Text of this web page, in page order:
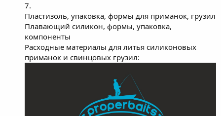
7.
Пластизоль, упаковка, формы для приманок, грузил
Плавающий силикон, формы, упаковка,
компоненты
Расходные материалы для литья силиконовых
приманок и свинцовых грузил: